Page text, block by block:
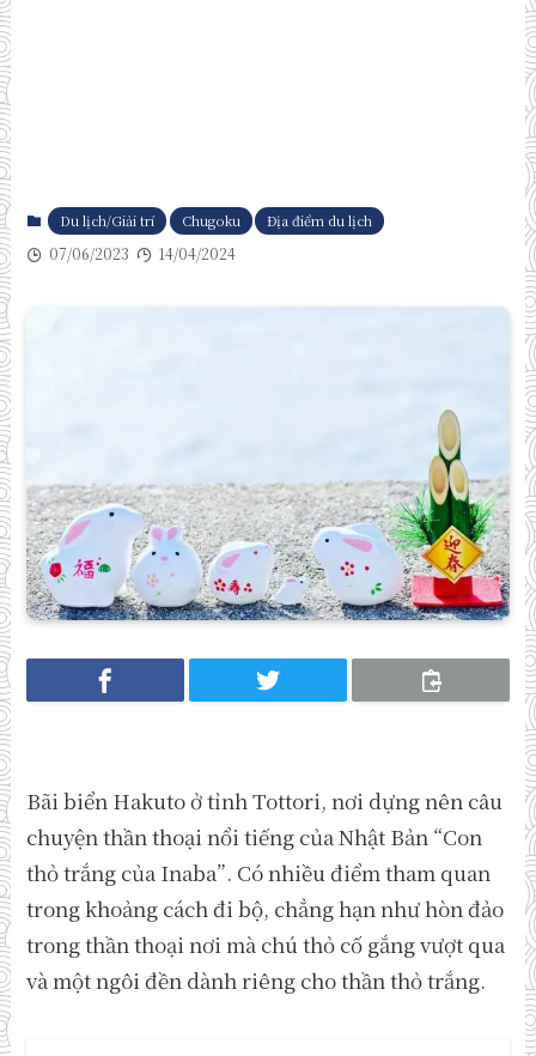
Du lịch/Giải trí Chugoku Địa điểm du lịch
07/06/2023 14/04/2024
Bãi biển Hakuto ở tỉnh Tottori, nơi dựng nên câu
chuyện thần thoại nổi tiếng của Nhật Bản “Con
thỏ trắng của Inaba”. Có nhiều điểm tham quan
trong khoảng cách đi bộ, chẳng hạn như hòn đảo
trong thần thoại nơi mà chú thỏ cố gắng vượt qua
và một ngôi đền dành riêng cho thần thỏ trắng.